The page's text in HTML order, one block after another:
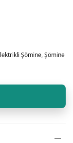
Şömine,Şömine